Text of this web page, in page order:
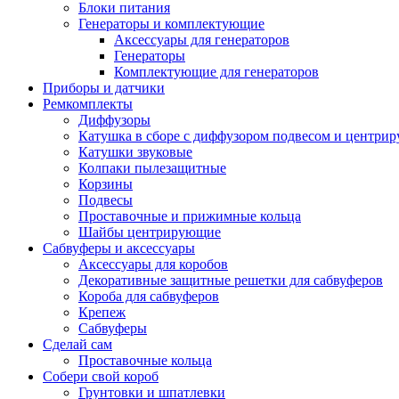
Блоки питания
Генераторы и комплектующие
Аксессуары для генераторов
Генераторы
Комплектующие для генераторов
Приборы и датчики
Ремкомплекты
Диффузоры
Катушка в сборе с диффузором подвесом и
Катушки звуковые
Колпаки пылезащитные
Корзины
Подвесы
Проставочные и прижимные кольца
Шайбы центрирующие
Сабвуферы и аксессуары
Аксессуары для коробов
Декоративные защитные решетки для сабвуферов
Короба для сабвуферов
Крепеж
Сабвуферы
Сделай сам
Проставочные кольца
Собери свой короб
Грунтовки и шпатлевки